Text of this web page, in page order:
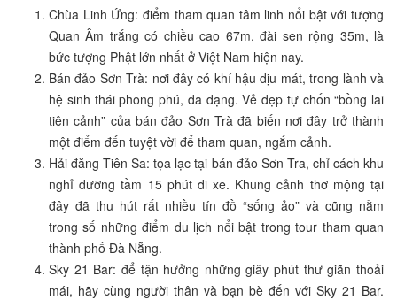
Chùa Linh Ứng: điểm tham quan tâm linh nổi bật với tượng
Quan Âm trắng có chiều cao 67m, đài sen rộng 35m, là
bức tượng Phật lớn nhất ở Việt Nam hiện nay.
Bán đảo Sơn Trà: nơi đây có khí hậu dịu mát, trong lành và
hệ sinh thái phong phú, đa dạng. Vẻ đẹp tự chốn “bồng lai
tiên cảnh” của bán đảo Sơn Trà đã biến nơi đây trở thành
một điểm đến tuyệt vời để tham quan, ngắm cảnh.
Hải đăng Tiên Sa: tọa lạc tại bán đảo Sơn Tra, chỉ cách khu
nghỉ dưỡng tầm 15 phút đi xe. Khung cảnh thơ mộng tại
đây đã thu hút rất nhiều tín đồ “sống ảo” và cũng nằm
trong số những điểm du lịch nổi bật trong tour tham quan
thành phố Đà Nẵng.
Sky 21 Bar: để tận hưởng những giây phút thư giãn thoải
mái, hãy cùng người thân và bạn bè đến với Sky 21 Bar.